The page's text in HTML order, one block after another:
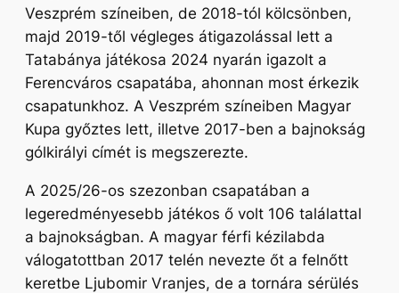
Veszprém színeiben, de 2018-tól kölcsönben,
majd 2019-től végleges átigazolással lett a
Tatabánya játékosa 2024 nyarán igazolt a
Ferencváros csapatába, ahonnan most érkezik
csapatunkhoz. A Veszprém színeiben Magyar
Kupa győztes lett, illetve 2017-ben a bajnokság
gólkirályi címét is megszerezte.
A 2025/26-os szezonban csapatában a
legeredményesebb játékos ő volt 106 találattal
a bajnokságban. A magyar férfi kézilabda
válogatottban 2017 telén nevezte őt a felnőtt
keretbe Ljubomir Vranjes, de a tornára sérülés